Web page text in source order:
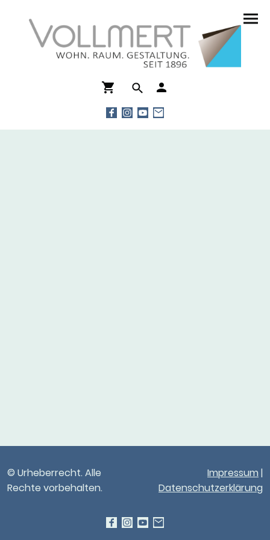
© Urheberrecht. Alle
Rechte vorbehalten.
Impressum |
Datenschutzerklärung